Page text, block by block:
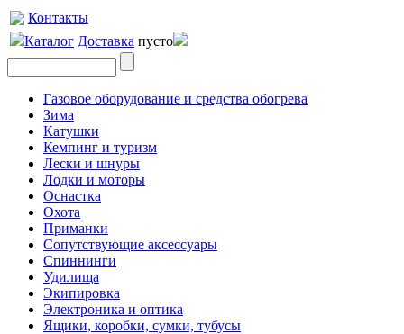
Контакты
Каталог Доставка пусто
Газовое оборудование и средства обогрева
Зима
Катушки
Кемпинг и туризм
Лески и шнуры
Лодки и моторы
Оснастка
Охота
Приманки
Сопутствующие аксессуары
Спиннинги
Удилища
Экипировка
Электроника и оптика
Ящики, коробки, сумки, тубусы